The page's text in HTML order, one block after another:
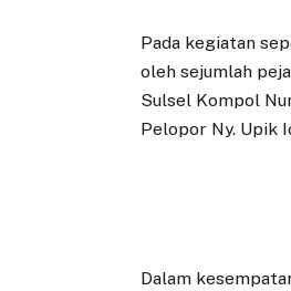
Pada kegiatan
oleh sejumlah
Sulsel Kompol
Pelopor Ny. Upik
Dalam